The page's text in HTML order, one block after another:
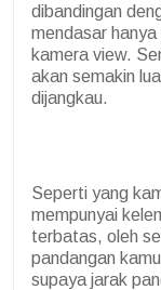
dibandingan
mendasar
kamera view.
akan semakin
dijangkau.
Seperti yang
mempunyai
terbatas, oleh
pandangan
supaya jarak